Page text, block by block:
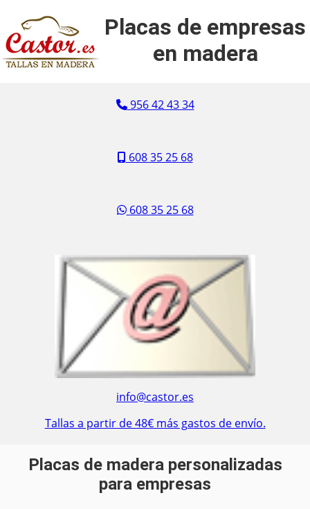
Placas de empresas
en madera
956 42 43 34
608 35 25 68
608 35 25 68
info@castor.es
Tallas a partir de 48€ más gastos de envío.
Placas de madera personalizadas
para empresas